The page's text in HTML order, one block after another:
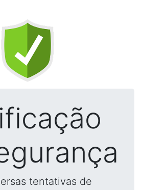
tentativas de